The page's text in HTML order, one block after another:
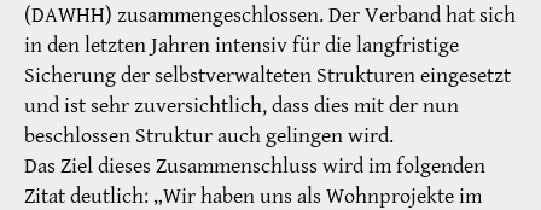
(DAWHH) zusammengeschlossen. Der Verband hat sich
in den letzten Jahren intensiv für die langfristige
Sicherung der selbstverwalteten Strukturen eingesetzt
und ist sehr zuversichtlich, dass dies mit der nun
beschlossen Struktur auch gelingen wird.
Das Ziel dieses Zusammenschluss wird im folgenden
Zitat deutlich: „Wir haben uns als Wohnprojekte im